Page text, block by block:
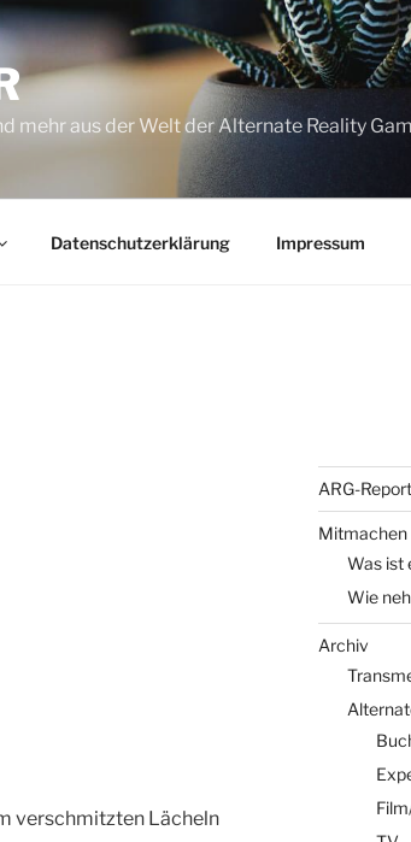
mehr aus der Welt der Alternate Reality
Datenschutzerklärung Impressum
verschmitzten Lächeln
ARG-
Mitmachen
Was ist
Wie
Archiv